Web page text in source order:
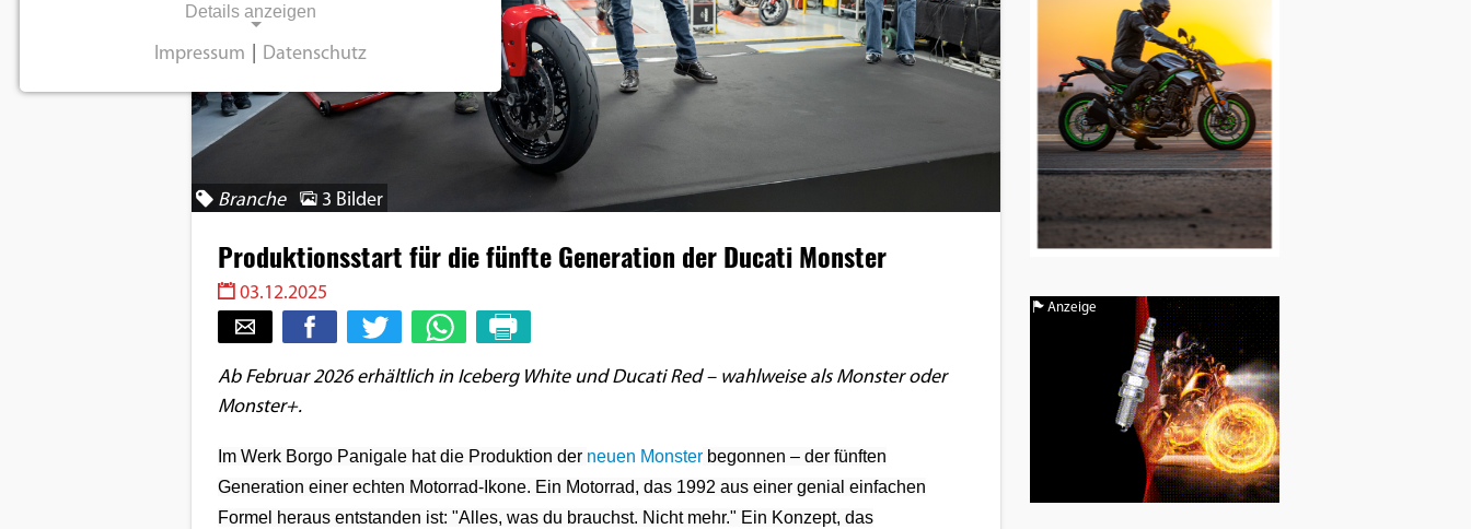
Branche 3 Bilder
Produktionsstart für die fünfte Generation der Ducati Monster
03.12.2025
Ab Februar 2026 erhältlich in Iceberg White und Ducati Red – wahlweise als Monster oder
Monster+.
Im Werk Borgo Panigale hat die Produktion der neuen Monsterbegonnen – der fünften
Generation einer echten Motorrad-Ikone. Ein Motorrad, das 1992 aus einer genial einfachen
Formel heraus entstanden ist: "Alles, was du brauchst. Nicht mehr." Ein Konzept, das
Anzeige
Details anzeigen
Notwendige Cookies ermöglichen
grundlegende Funktionen und sind für die
Einverständnis-Cookie
Dieser Cookie speichert die
Einverständnis-Optionen des
Impressum Datenschutz